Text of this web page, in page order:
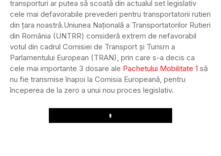
transporturi ar putea să scoată din actualul set legislativ
cele mai defavorabile prevederi pentru transportatorii rutieri
din țara noastră.Uniunea Națională a Transportatorilor Rutieri
din România (UNTRR) consideră extrem de nefavorabil
votul din cadrul Comisiei de Transport și Turism a
Parlamentului European (TRAN), prin care s-a decis ca
cele mai importante 3 dosare ale Pachetului Mobilitate 1 să
nu fie transmise înapoi la Comisia Europeană, pentru
începerea de la zero a unui nou proces legislativ.
Play